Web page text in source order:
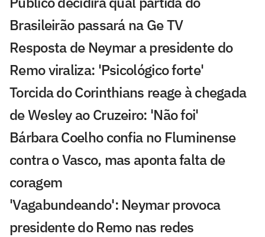
Brasileirão passará na Ge TV
Resposta de Neymar a presidente do
Remo viraliza: 'Psicológico forte'
Torcida do Corinthians reage à chegada
de Wesley ao Cruzeiro: 'Não foi'
Bárbara Coelho confia no Fluminense
contra o Vasco, mas aponta falta de
coragem
'Vagabundeando': Neymar provoca
presidente do Remo nas redes